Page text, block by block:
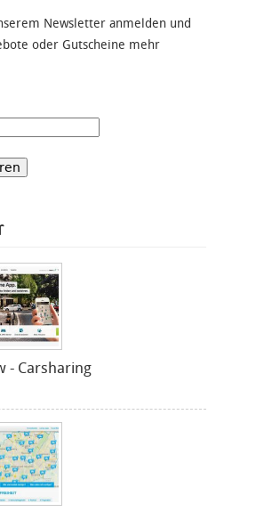
Newsletter anmelden und
oder Gutscheine mehr
- Carsharing